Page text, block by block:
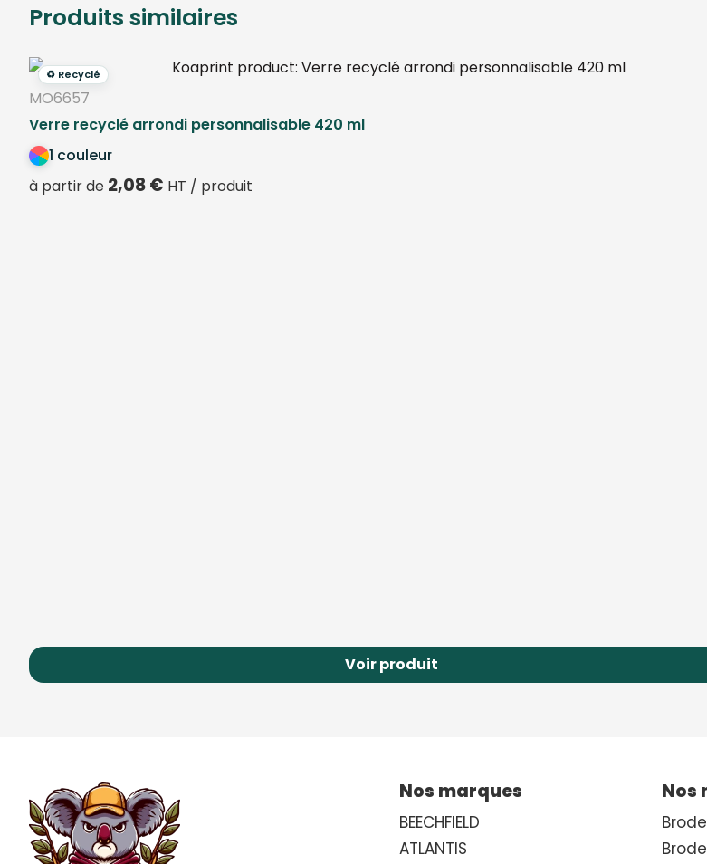
Produits similaires
♻️ Recyclé
MO6657
Verre recyclé arrondi personnalisable 420 ml
1 couleur
à partir de 2,08€ HT / produit
Voir produit
Nos marques
BEECHFIELD
ATLANTIS
Nos